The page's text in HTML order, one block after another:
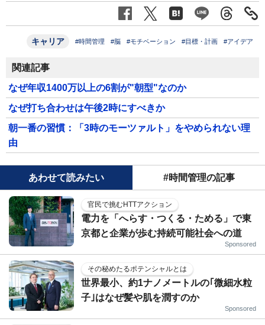
キャリア #時間管理 #脳 #モチベーション #目標・計画 #アイデア
関連記事
なぜ年収1400万以上の6割が"朝型"なのか
なぜ打ち合わせは午後2時にすべきか
朝一番の習慣：「3時のモーツァルト」をやめられない理
由
あわせて読みたい #時間管理の記事
官民で挑むHTTアクション
電力を「へらす・つくる・ためる」で東
京都と企業が歩む持続可能社会への道
Sponsored
その秘めたるポテンシャルとは
世界最小、約1ナノメートルの｢微細水粒
子｣はなぜ髪や肌を潤すのか
Sponsored